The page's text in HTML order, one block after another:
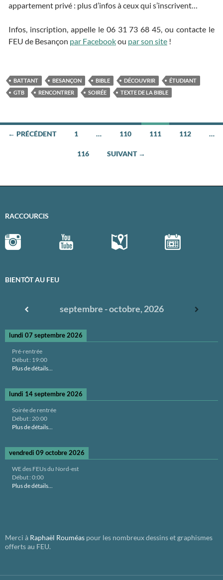
appartement privé : plus d’infos à ceux qui s’inscrivent…
Infos, inscription, appelle le 06 31 73 68 45, ou contacte le
FEU de Besançon par Facebookou par son site !
BATTANT BESANÇON BIBLE DÉCOUVRIR
ÉTUDIANT
GTB
RENCONTRER SOIRÉE TEXTE DE LA BIBLE
articles
← PRÉCÉDENT 1 … 110 111 112 …
116 SUIVANT →
RACCOURCIS
BIENTÔT AU FEU
septembre - octobre, 2026
lundi 07 septembre 2026
Pré-rentrée
Début : 19:00
Plus de détails...
lundi 14 septembre 2026
Soirée de rentrée
Début : 20:00
Plus de détails...
vendredi 09 octobre 2026
WE des FEUs du Nord-est
Début : 0:00
Plus de détails...
Merci à Raphaël Rouméas pour les nombreux dessins et graphismes
offerts au FEU.